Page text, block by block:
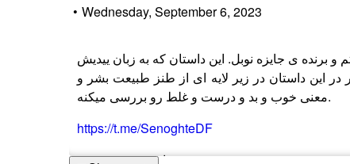
• Wednesday, September 6, 2023
برنده ی جایزه نوبل. این داستان که به زبان ییدیش
داستان در زیر لایه ای از طنز طبیعت بشر و
معنی خوب و بد و درست و غلط رو بررسی میکنه.
https://t.me/SenoghteDF
توی این قسمت خیریه